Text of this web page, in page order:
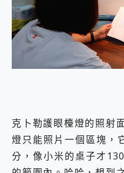
克⼘勒護眼檯燈的照射
燈只能照片一個區塊，
分，像小米的桌子才